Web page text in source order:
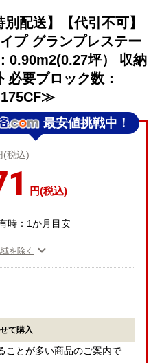
配送】【代引不可】
プ グランプレステー
0.90m2(0.27坪） 収納
要ブロック数：
最安値挑戦中！
(税込)
円(税込)
時：1か月目安
を除く
て購入
ことが多い商品のご案内で